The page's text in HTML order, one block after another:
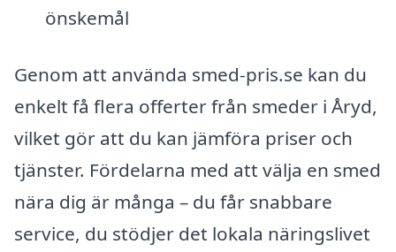
önskemål
Genom att använda smed-pris.se kan du
enkelt få flera offerter från smeder i Åryd,
vilket gör att du kan jämföra priser och
tjänster. Fördelarna med att välja en smed
nära dig är många – du får snabbare
service, du stödjer det lokala näringslivet